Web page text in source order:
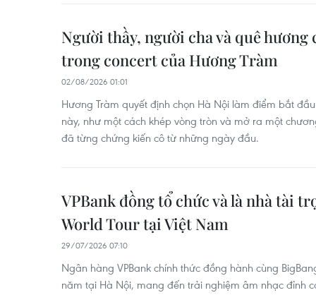
Người thầy, người cha và quê hương
trong concert của Hương Tràm
02/08/2026 01:01
Hương Tràm quyết định chọn Hà Nội làm điểm bắt
này, như một cách khép vòng tròn và mở ra một
đã từng chứng kiến cô từ những ngày đầu.
VPBank đồng tổ chức và là nhà tài
World Tour tại Việt Nam
29/07/2026 07:10
Ngân hàng VPBank chính thức đồng hành cùng
năm tại Hà Nội, mang đến trải nghiệm âm nhạc đỉnh